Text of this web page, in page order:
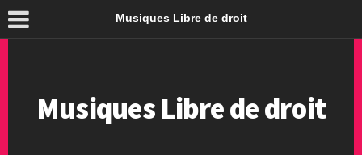
Musiques Libre de droit
Musiques Libre de droit